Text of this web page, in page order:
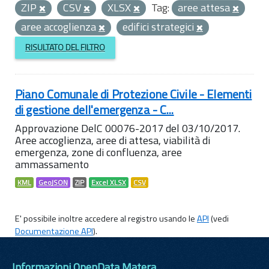
ZIP
CSV XLSX Tag: aree attesa
aree accoglienza
edifici strategici
RISULTATO DEL FILTRO
Piano Comunale di Protezione Civile - Elementi
di gestione dell'emergenza - C...
Approvazione DelC 00076-2017 del 03/10/2017.
Aree accoglienza, aree di attesa, viabilità di
emergenza, zone di confluenza, aree
ammassamento
KML GeoJSON ZIP Excel XLSX CSV
E' possibile inoltre accedere al registro usando leAPI(vedi
Documentazione API).